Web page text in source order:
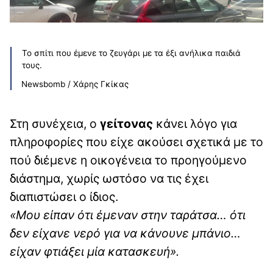
Το σπίτι που έμενε το ζευγάρι με τα έξι ανήλικα παιδιά
τους.
Newsbomb / Xάρης Γκίκας
Στη συνέχεια, ο γείτονας κάνει λόγο για
πληροφορίες που είχε ακούσει σχετικά με το
πού διέμενε η οικογένεια το προηγούμενο
διάστημα, χωρίς ωστόσο να τις έχει
διαπιστώσει ο ίδιος.
«Μου είπαν ότι έμεναν στην ταράτσα… ότι
δεν είχανε νερό για να κάνουνε μπάνιο…
είχαν φτιάξει μία κατασκευή».